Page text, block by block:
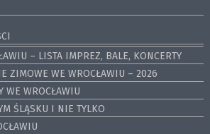
– LISTA IMPREZ, BALE, KONCERTY
ZIMOWE WE WROCŁAWIU – 2026
WE WROCŁAWIU
ŚLĄSKU I NIE TYLKO